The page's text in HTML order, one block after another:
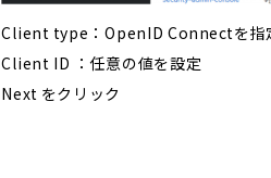
Client type：OpenID Connectを指
Client ID ：任意の値を設定
Next をクリック